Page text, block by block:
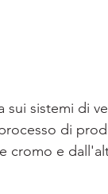
sui sistemi di
di
cromo e